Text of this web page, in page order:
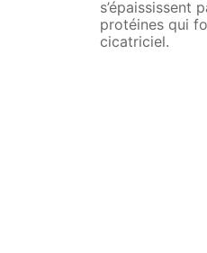
s’épaississent
protéines qui
cicatriciel.